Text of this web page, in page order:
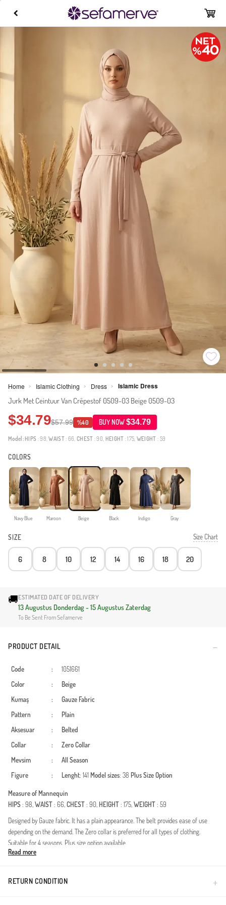
Home > Islamic Clothing > Dress > Islamic Dress
Jurk Met Ceintuur Van Crêpestof 0509-03 Beige 0509-03
$34.79$57.99 %40 BUY NOW$34.79
Model: HIPS : 98,WAIST: 66,CHEST : 90, HEIGHT : 175, WEIGHT : 59
COLORS
Navy Blue Maroon Beige Black Indigo Gray
SIZE Size Chart
6 8 10 12 14 16 18 20
🚚ESTIMATED DATE OF DELIVERY
13 Augustus Donderdag - 15 Augustus Zaterdag
To Be Sent From Sefamerve
PRODUCT DETAIL
Code :
1051661
Color
:
Beige
Kumaş
:
Gauze Fabric
Pattern
:
Plain
Aksesuar
:
Belted
Collar
:
Zero Collar
Mevsim
:
All Season
Figure
: Lenght: 141 Model sizes: 38 Plus Size Option
Measure of Mannequin
HIPS: 98,WAIST: 66,CHEST: 90, HEIGHT: 175,WEIGHT: 59
Designed by Gauze fabric. It has a plain appearance. The belt provides ease of use
depending on the demand. The Zero collar is preferred for all types of clothing.
Suitable for 4 seasons. Plus size option available.
Deze speciaal ontworpen jurk combineert elegantie met een modern design en is
van bescheiden mode. Dankzij de duurzaamheid en soepele valling van de polyester
stof, biedt het een elegantie die de hele dag zijn vorm behoudt. Het geplooide detail in
Read more
RETURN CONDITION